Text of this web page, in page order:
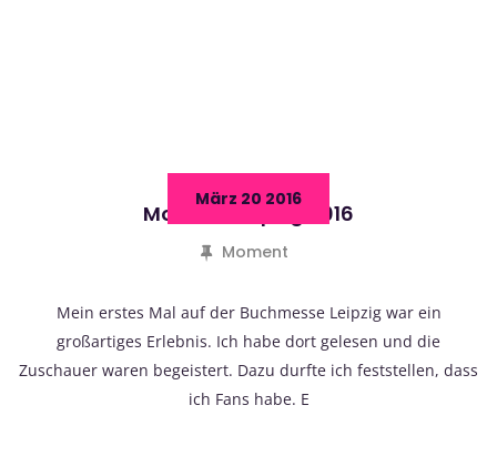
März 20 2016
Moment Leipzig 2016
Moment
Mein erstes Mal auf der Buchmesse Leipzig war ein
großartiges Erlebnis. Ich habe dort gelesen und die
Zuschauer waren begeistert. Dazu durfte ich feststellen, dass
ich Fans habe. E